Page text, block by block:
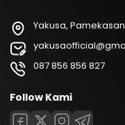
Yakusa,
087 856 856 827
Follow Kami